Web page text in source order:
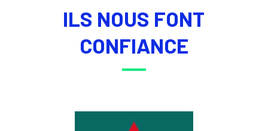
ILS NOUS FONT
CONFIANCE